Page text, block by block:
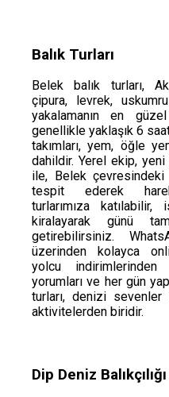
Balık Turları
Belek balık turları,
çipura, levrek,
yakalamanın en
genellikle yaklaşık 6
takımları, yem, öğle
dahildir. Yerel ekip,
ile, Belek çevresindeki
tespit ederek
turlarımıza
kiralayarak günü
getirebilirsiniz.
üzerinden kolayca
yolcu indirimlerinden
yorumları ve her gün
turları, denizi
aktivitelerden biridir.
Dip Deniz Balıkçılığı